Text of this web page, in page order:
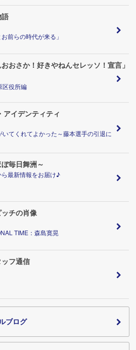
前らの時代が来る」
おおさか！好きやねんセレッソ！宣言」
区役所編
アイデンティティ
いてくれてよかった～藤本選手の引退に
毎日舞洲～
最新情報をお届け♪
チの肖像
TIME：森島寛晃
フ通信
ブログ